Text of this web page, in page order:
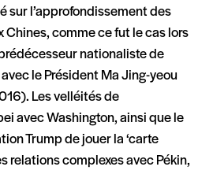
sur l’approfondissement des
Chines, comme ce fut le cas lors
nationaliste de
le Président Ma Jing-yeou
Les velléités de
avec Washington, ainsi que le
Trump de jouer la ‘carte
relations complexes avec Pékin,